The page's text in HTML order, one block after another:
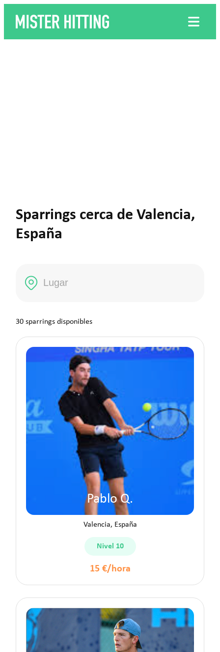
Sparrings cerca de Valencia,
España
30 sparrings disponibles
Pablo Q.
Valencia, España
Nivel 10
15 €/hora